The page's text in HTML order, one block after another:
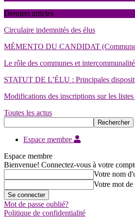
Derniers articles
Circulaire indemnités des élus
MÉMENTO DU CANDIDAT
Le rôle des communes et
STATUT DE L’ÉLU : Principales
Modifications des inscriptions sur les listes
Toutes les actus
Espace membre
Espace membre
Bienvenue! Connectez-vous à votre
Votre nom
Votre mot de
Mot de passe oublié?
Politique de confidentialité